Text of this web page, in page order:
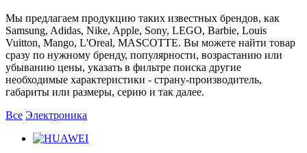
Мы предлагаем продукцию таких известных брендов, как
Samsung, Adidas, Nike, Apple, Sony, LEGO, Barbie, Louis
Vuitton, Mango, L'Oreal, MASCOTTE. Вы можете найти товар
сразу по нужному бренду, популярности, возрастанию или
убыванию цены, указать в фильтре поиска другие
необходимые характеристики - страну-производитель,
габариты или размеры, серию и так далее.
Все Электроника